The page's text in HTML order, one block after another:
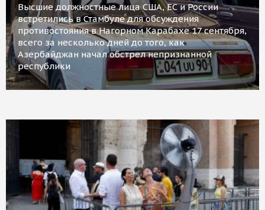
Высшие должностные лица США, ЕС и России
встретились в Стамбуле для обсуждения
противостояния в Нагорном Карабахе 17 сентября,
всего за несколько дней до того, как
Азербайджан начал обстрел непризнанной
республики